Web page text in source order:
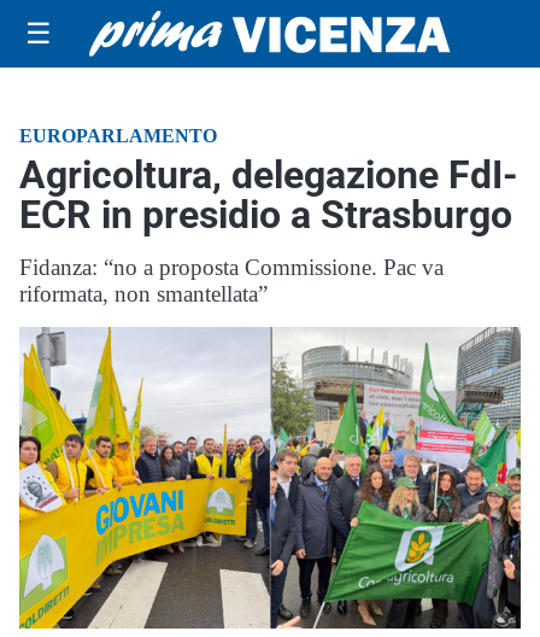
☰
EUROPARLAMENTO
Agricoltura, delegazione FdI-
ECR in presidio a Strasburgo
Fidanza: “no a proposta Commissione. Pac va
riformata, non smantellata”